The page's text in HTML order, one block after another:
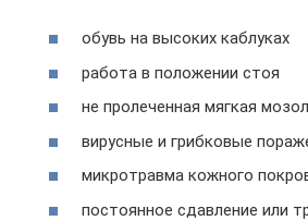
обувь на высоких каблуках
работа в положении стоя
не пролеченная мягкая
вирусные и грибковые
микротравма кожного
постоянное сдавление или